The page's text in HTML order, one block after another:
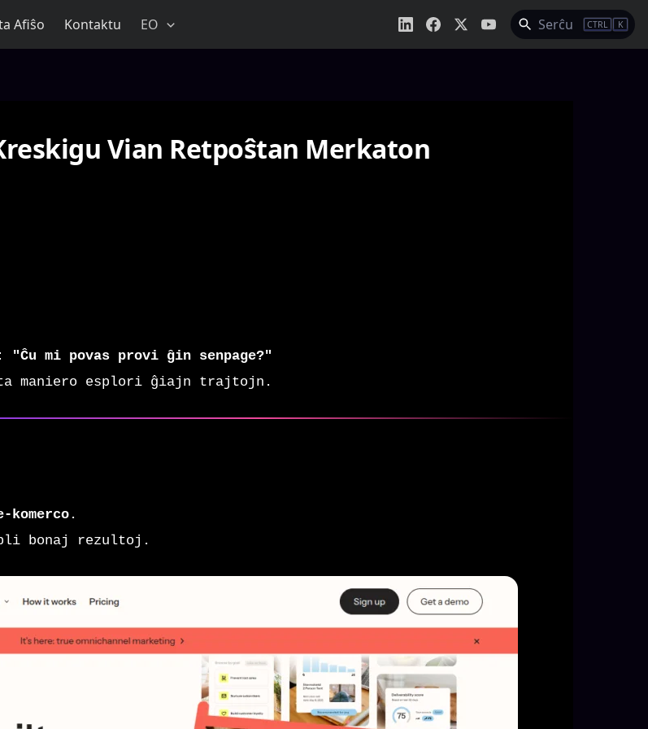
Afiŝo Kontaktu EO Serĉu CTRL K
Vian Retpoŝtan Merkaton
"Ĉu mi povas provi ĝin senpage?"
maniero esplori ĝiajn trajtojn.
komerco .
bonaj rezultoj.